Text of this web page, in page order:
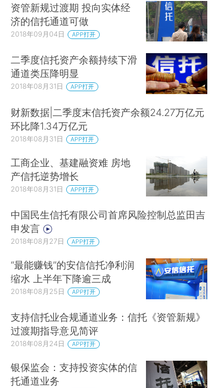
资管新规过渡期 投向实体经
济的信托通道可做
2018年09月04日 APP打开
二季度信托资产余额持续下滑
通道类压降明显
2018年08月31日 APP打开
财新数据|二季度末信托资产余额24.27万亿元
环比降1.34万亿元
2018年08月31日 APP打开
工商企业、基建融资难 房地
产信托逆势增长
2018年08月31日 APP打开
中国民生信托有限公司首席风险控制总监田吉
申发言
2018年08月27日 APP打开
“最能赚钱”的安信信托净利润
缩水 上半年下降逾三成
2018年08月25日 APP打开
支持信托业合规通道业务：信托《资管新规》
过渡期指导意见简评
2018年08月24日 APP打开
银保监会：支持投资实体的信
托通道业务